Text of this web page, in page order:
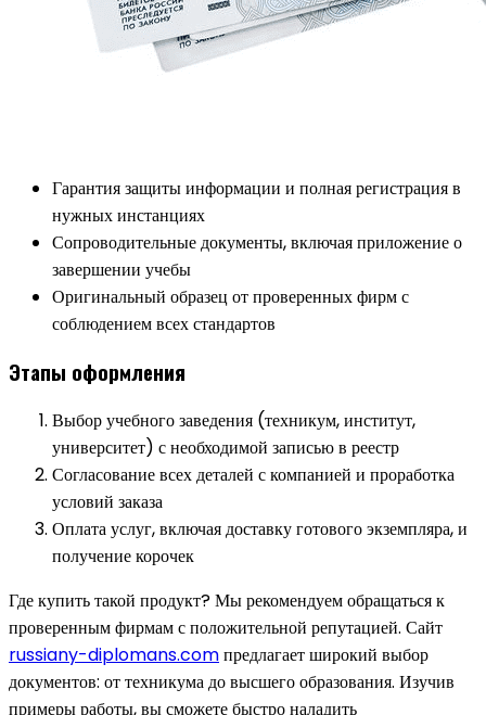
Гарантия защиты информации и полная регистрация в
нужных инстанциях
Сопроводительные документы, включая приложение о
завершении учебы
Оригинальный образец от проверенных фирм с
соблюдением всех стандартов
Этапы оформления
Выбор учебного заведения (техникум, институт,
университет) с необходимой записью в реестр
Согласование всех деталей с компанией и проработка
условий заказа
Оплата услуг, включая доставку готового экземпляра, и
получение корочек
Где купить такой продукт? Мы рекомендуем обращаться к
проверенным фирмам с положительной репутацией. Сайт
russiany-diplomans.comпредлагает широкий выбор
документов: от техникума до высшего образования. Изучив
примеры работы, вы сможете быстро наладить